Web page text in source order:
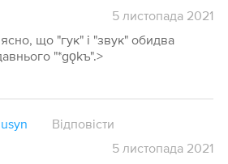
5 листопада 2021
що "гук" і "звук" обидва
"*gǫkъ".>
Відповісти
5 листопада 2021